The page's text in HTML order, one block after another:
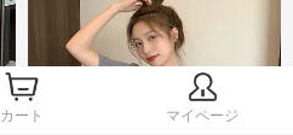
ーズフィット カジュア
ル フロアレングス ガー
ド ズボン
カート マイページ